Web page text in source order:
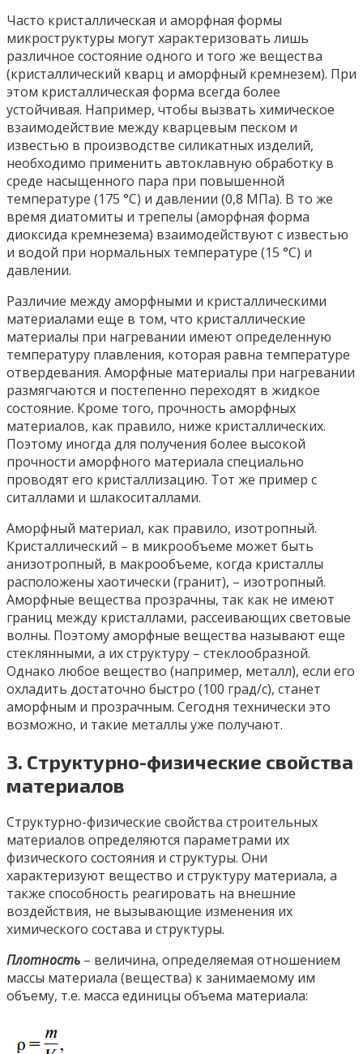
Часто кристаллическая и аморфная формы
микроструктуры могут характеризовать лишь
различное состояние одного и того же вещества
(кристаллический кварц и аморфный кремнезем). При
этом кристаллическая форма всегда более
устойчивая. Например, чтобы вызвать химическое
взаимодействие между кварцевым песком и
известью в производстве силикатных изделий,
необходимо применить автоклавную обработку в
среде насыщенного пара при повышенной
температуре (175 °С) и давлении (0,8 МПа). В то же
время диатомиты и трепелы (аморфная форма
диоксида кремнезема) взаимодействуют с известью
и водой при нормальных температуре (15 °С) и
давлении.
Различие между аморфными и кристаллическими
материалами еще в том, что кристаллические
материалы при нагревании имеют определенную
температуру плавления, которая равна температуре
отвердевания. Аморфные материалы при нагревании
размягчаются и постепенно переходят в жидкое
состояние. Кроме того, прочность аморфных
материалов, как правило, ниже кристаллических.
Поэтому иногда для получения более высокой
прочности аморфного материала специально
проводят его кристаллизацию. Тот же пример с
ситаллами и шлакоситаллами.
Аморфный материал, как правило, изотропный.
Кристаллический – в микрообъеме может быть
анизотропный, в макрообъеме, когда кристаллы
расположены хаотически (гранит), – изотропный.
Аморфные вещества прозрачны, так как не имеют
границ между кристаллами, рассеивающих световые
волны. Поэтому аморфные вещества называют еще
стеклянными, а их структуру – стеклообразной.
Однако любое вещество (например, металл), если его
охладить достаточно быстро (100 град/с), станет
аморфным и прозрачным. Сегодня технически это
возможно, и такие металлы уже получают.
3. Структурно-физические свойства
материалов
Структурно-физические свойства строительных
материалов определяются параметрами их
физического состояния и структуры. Они
характеризуют вещество и структуру материала, а
также способность реагировать на внешние
воздействия, не вызывающие изменения их
химического состава и структуры.
Плотность – величина, определяемая отношением
массы материала (вещества) к занимаемому им
объему, т.е. масса единицы объема материала: